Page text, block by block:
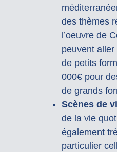
des thèmes
l’oeuvre de
peuvent
de petits
000€ pour
de grands
Scènes de
de la vie
également
particulier